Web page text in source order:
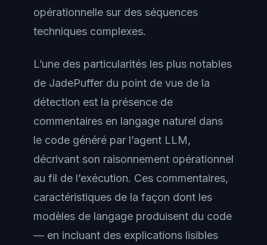
opérationnelle sur des séquences
techniques complexes.
L’une des particularités les plus notables
de JadePuffer du point de vue de la
détection est la présence de
commentaires en langage naturel dans
le code généré par l’agent LLM,
décrivant son raisonnement opérationnel
au fil de l’exécution. Ces commentaires,
caractéristiques de la façon dont les
modèles de langage produisent du code
— en incluant des explications lisibles